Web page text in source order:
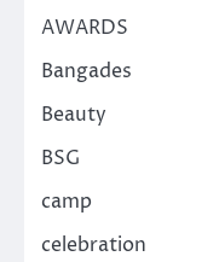
AWARDS
Bangades
Beauty
BSG
camp
celebration